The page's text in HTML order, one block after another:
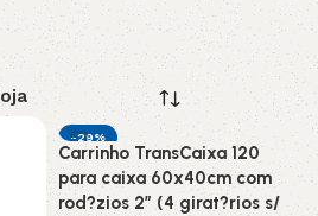
-29%
Carrinho TransCaixa 120
para caixa 60x40cm com
rod?zios 2” (4 girat?rios s/